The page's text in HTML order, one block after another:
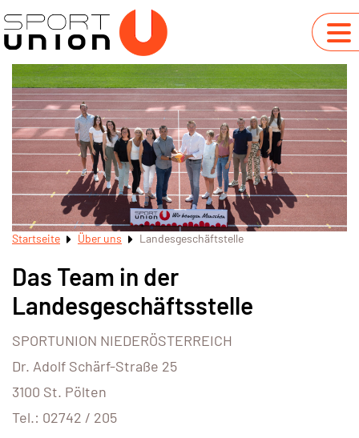
Startseite Über uns Landesgeschäftstelle
Das Team in der
Landesgeschäftsstelle
SPORTUNION NIEDERÖSTERREICH
Dr. Adolf Schärf-Straße 25
3100 St. Pölten
Tel.: 02742 / 205